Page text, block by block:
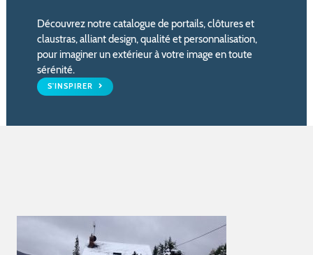
Découvrez notre catalogue de portails, clôtures et
claustras, alliant design, qualité et personnalisation,
pour imaginer un extérieur à votre image en toute
sérénité.
S'INSPIRER